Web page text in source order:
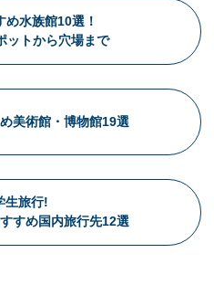
め水族館10選！
ットから穴場まで
美術館・博物館19選
生旅行!
すめ国内旅行先12選